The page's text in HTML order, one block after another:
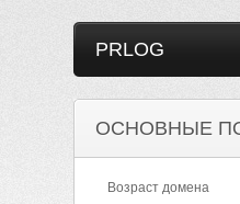
PRLOG
ОСНОВНЫЕ
Возраст домена